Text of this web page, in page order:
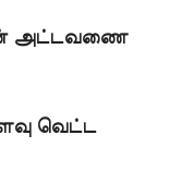
அட்டவணை
வெட்ட